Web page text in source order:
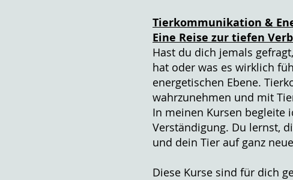
Tierkommunikation &
Eine Reise zur tiefen
Hast du dich jemals
hat oder was es wirklich
energetischen Ebene.
wahrzunehmen und mit
In meinen Kursen begleite
Verständigung. Du lernst,
und dein Tier auf ganz
Diese Kurse sind für dich